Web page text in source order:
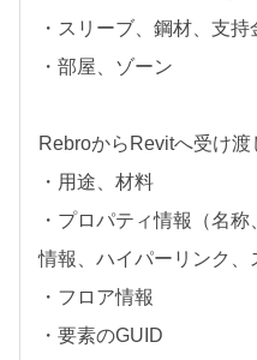
・スリーブ、鋼材、支持
・部屋、ゾーン
RebroからRevitへ受け渡
・用途、材料
・プロパティ情報（名
情報、ハイパーリンク、
・フロア情報
・要素のGUID